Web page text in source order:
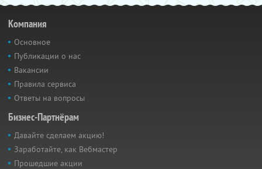
Компания
Основное
Публикации о нас
Вакансии
Правила сервиса
Ответы на вопросы
Бизнес-Партнёрам
Давайте сделаем акцию!
Заработайте, как Вебмастер
Прошедшие акции